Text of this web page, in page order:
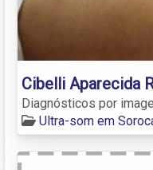
Cibelli Aparecida
Diagnósticos por
Ultra-som em